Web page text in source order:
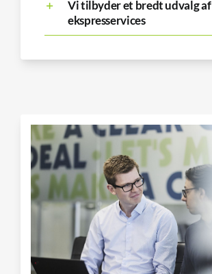
Vi tilbyder et bredt udvalg af
ekspresservices